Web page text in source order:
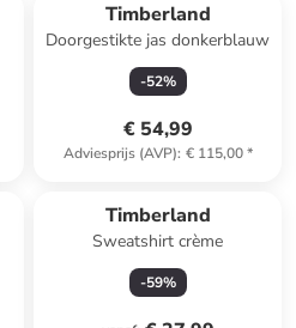
Timberland
Doorgestikte jas donkerblauw
-52%
€ 54,99
Adviesprijs (AVP): € 115,00*
Timberland
Sweatshirt crème
-59%